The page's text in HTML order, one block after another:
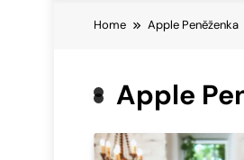
Home Apple Peněženka
Apple